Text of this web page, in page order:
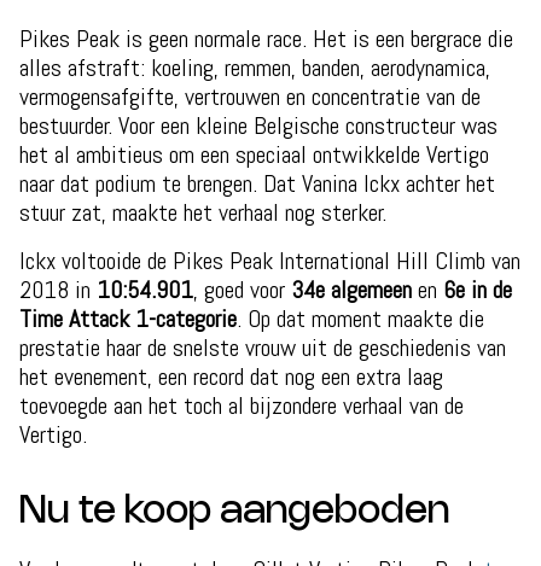
Pikes Peak is geen normale race. Het is een bergrace die
alles afstraft: koeling, remmen, banden, aerodynamica,
vermogensafgifte, vertrouwen en concentratie van de
bestuurder. Voor een kleine Belgische constructeur was
het al ambitieus om een speciaal ontwikkelde Vertigo
naar dat podium te brengen. Dat Vanina Ickx achter het
stuur zat, maakte het verhaal nog sterker.
Ickx voltooide de Pikes Peak International Hill Climb van
2018 in 10:54.901, goed voor 34e algemeenen 6e in de
Time Attack 1-categorie. Op dat moment maakte die
prestatie haar de snelste vrouw uit de geschiedenis van
het evenement, een record dat nog een extra laag
toevoegde aan het toch al bijzondere verhaal van de
Vertigo.
Nu te koop aangeboden